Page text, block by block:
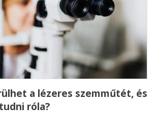
a lézeres szemműtét, és
róla?